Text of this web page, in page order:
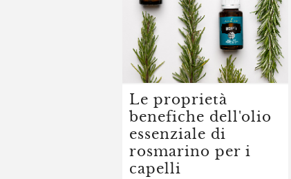
Le proprietà
benefiche dell'olio
essenziale di
rosmarino per i
capelli